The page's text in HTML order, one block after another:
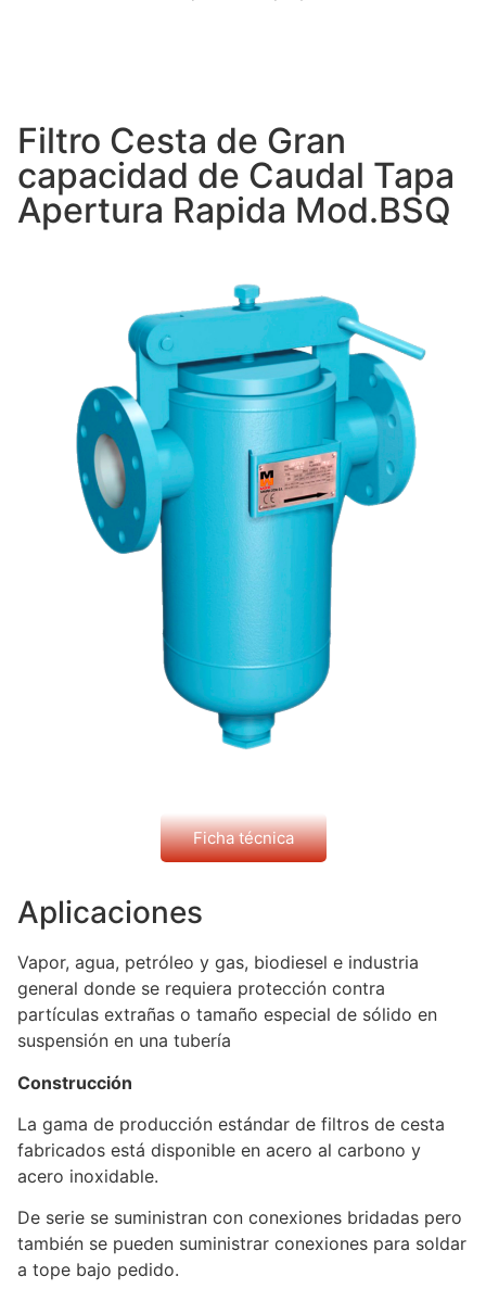
Filtro Cesta de Gran
capacidad de Caudal Tapa
Apertura Rapida Mod.BSQ
Ficha técnica
Aplicaciones
Vapor, agua, petróleo y gas, biodiesel e industria
general donde se requiera protección contra
partículas extrañas o tamaño especial de sólido en
suspensión en una tubería
Construcción
La gama de producción estándar de filtros de cesta
fabricados está disponible en acero al carbono y
acero inoxidable.
De serie se suministran con conexiones bridadas pero
también se pueden suministrar conexiones para soldar
a tope bajo pedido.